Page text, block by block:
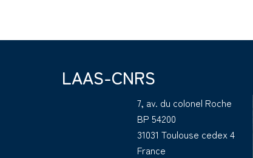
LAAS-CNRS
7, av. du colonel Roche
BP 54200
31031 Toulouse cedex 4
France